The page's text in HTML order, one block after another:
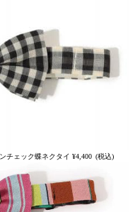
チェック蝶ネクタイ ¥4,400 (税込)